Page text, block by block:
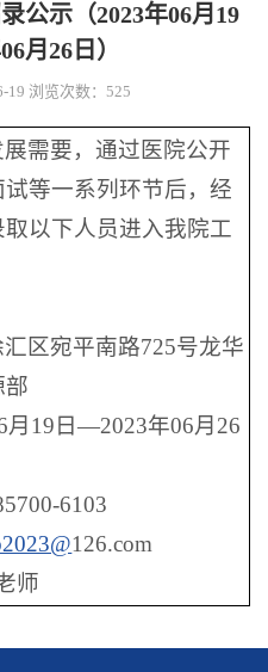
公示（2023年06月19
月26日）
19 浏览次数： 525
需要，通过医院公开
等一系列环节后，经
以下人员进入我院工
区宛平南路725号龙华
部
月19日—2023年06月26
6103
126.com
师